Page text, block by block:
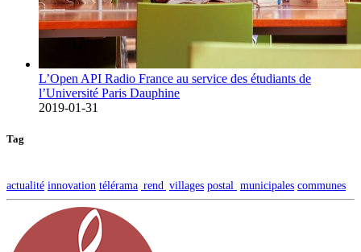
L’Open API Radio France au service des étudiants de
l’Université Paris Dauphine
2019-01-31
Tag
actualité innovation télérama rend villages postal municipales communes